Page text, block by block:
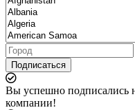
Подписаться
Вы успешно подписались
компании!